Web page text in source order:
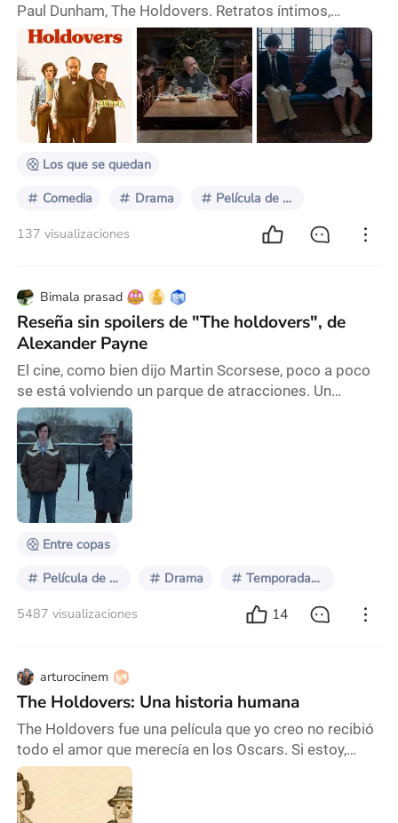
Paul Dunham, The Holdovers. Retratos íntimos,
vínculos familiares entrañables, el tesoro de la
amistad, la poesía y belleza en los mismos pueblos de
Estados Unidos donde los hermanos Coen
encuentran el patetismo y el humor. El poder
transformador del viaje, de la ruta, de la aventura en lo
inesperado. Una respetuosa crítica a la sociedad
Los que se quedan
Comedia Drama Película de carretera
137 visualizaciones
Bimala prasad
Reseña sin spoilers de "The holdovers", de
Alexander Payne
El cine, como bien dijo Martin Scorsese, poco a poco
se está volviendo un parque de atracciones. Un
constante estímulo a base de mucho ruido, escenas
de acción, tan espectaculares que terminan siendo
ridículas, y efectos visuales, cada vez más
defectuosos, que como fuegos artificiales mantienen
distraído al espectador y, sí, tal vez lo hacen pasar un
buen rato, pero la experiencia no dura más allá
Entre copas
Película de carretera Drama Temporadade Premios 2024
5487 visualizaciones 14
arturocinem
The Holdovers: Una historia humana
The Holdovers fue una película que yo creo no recibió
todo el amor que merecía en los Oscars. Si estoy,
consciente de que tuvo cinco nominaciones,
llevándose incluso la estatuilla de Mejor Actriz de
Reparto, pero yo creo que eso no fue suficiente. Esta